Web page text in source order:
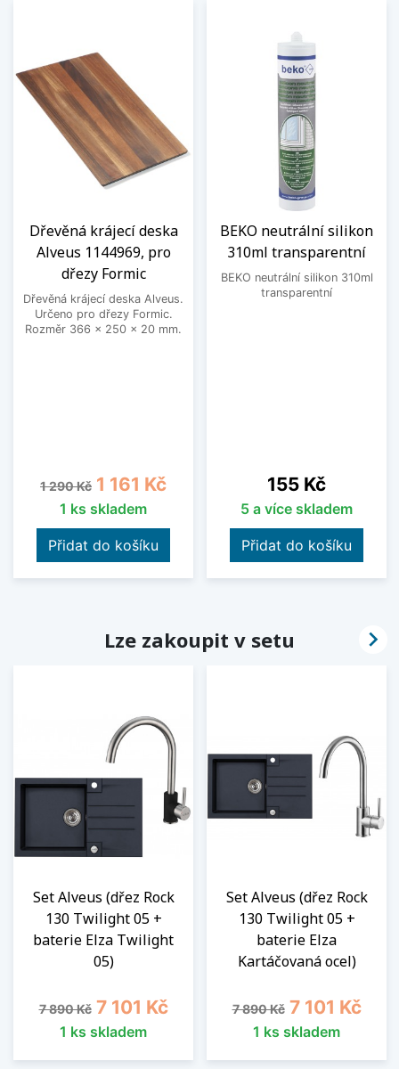
Dřevěná krájecí deska
Alveus 1144969, pro
dřezy Formic
Dřevěná krájecí deska Alveus.
Určeno pro dřezy Formic.
Rozměr 366 x 250 x 20 mm.
Běžná cena
1 290 Kč Cena
1 161 Kč
1 ks skladem
Přidat do košíku
BEKO neutrální silikon
310ml transparentní
BEKO neutrální silikon 310ml
transparentní
Cena
155 Kč
5 a více skladem
Přidat do košíku
Lze zakoupit v setu
Set Alveus (dřez Rock
130 Twilight 05 +
baterie Elza Twilight
05)
Běžná cena
7 890 Kč Cena
7 101 Kč
1 ks skladem
Set Alveus (dřez Rock
130 Twilight 05 +
baterie Elza
Kartáčovaná ocel)
Běžná cena
7 890 Kč Cena
7 101 Kč
1 ks skladem
